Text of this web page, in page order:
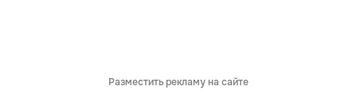
Разместить рекламу на сайте